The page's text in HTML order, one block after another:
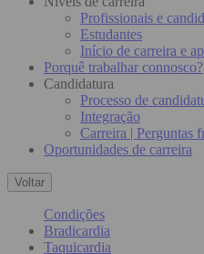
Profissionais e
Estudantes
Início de carreira e
Porquê trabalhar connosco?
Candidatura
Processo de
Integração
Carreira | Perguntas
Oportunidades de carreira
Voltar
Condições
Bradicardia
Taquicardia